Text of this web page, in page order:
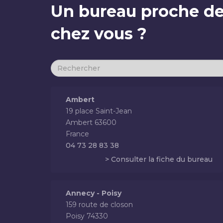
Un bureau proche
chez vous ?
Ambert
19 place Saint-Jean
Ambert 63600
France
04 73 28 83 38
> Consulter la fiche du bureau
Annecy - Poisy
159 route de closon
Poisy 74330